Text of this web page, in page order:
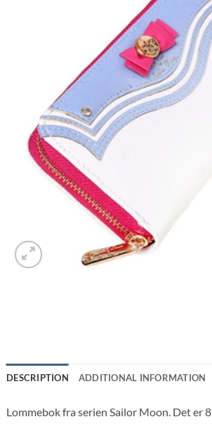
DESCRIPTION ADDITIONAL INFORMATION
Lommebok fra serien Sailor Moon. Det er